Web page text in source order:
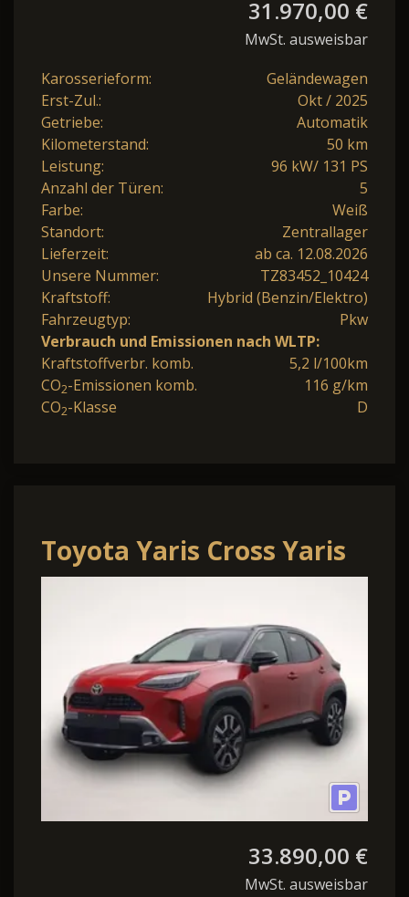
31.970,00 €
MwSt. ausweisbar
Karosserieform:
Geländewagen
Erst-Zul.:
Okt / 2025
Getriebe:
Automatik
Kilometerstand:
50 km
Leistung:
96 kW/ 131 PS
Anzahl der Türen:
5
Farbe:
Weiß
Standort:
Zentrallager
Lieferzeit:
ab ca. 12.08.2026
Unsere Nummer:
TZ83452_10424
Kraftstoff:
Hybrid (Benzin/Elektro)
Fahrzeugtyp:
Pkw
Verbrauch und Emissionen nach WLTP:
Kraftstoffverbr. komb.
5,2 l/100km
CO2-Emissionen komb.
116 g/km
CO2-Klasse D
Toyota Yaris Cross Yaris
Cross 1.5-l 130PS HEV
Automatik Style Mat
33.890,00 €
MwSt. ausweisbar